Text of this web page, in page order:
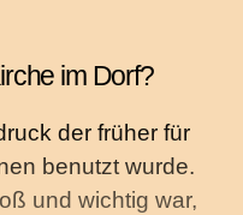
im Dorf?
der früher für
benutzt wurde.
und wichtig war,